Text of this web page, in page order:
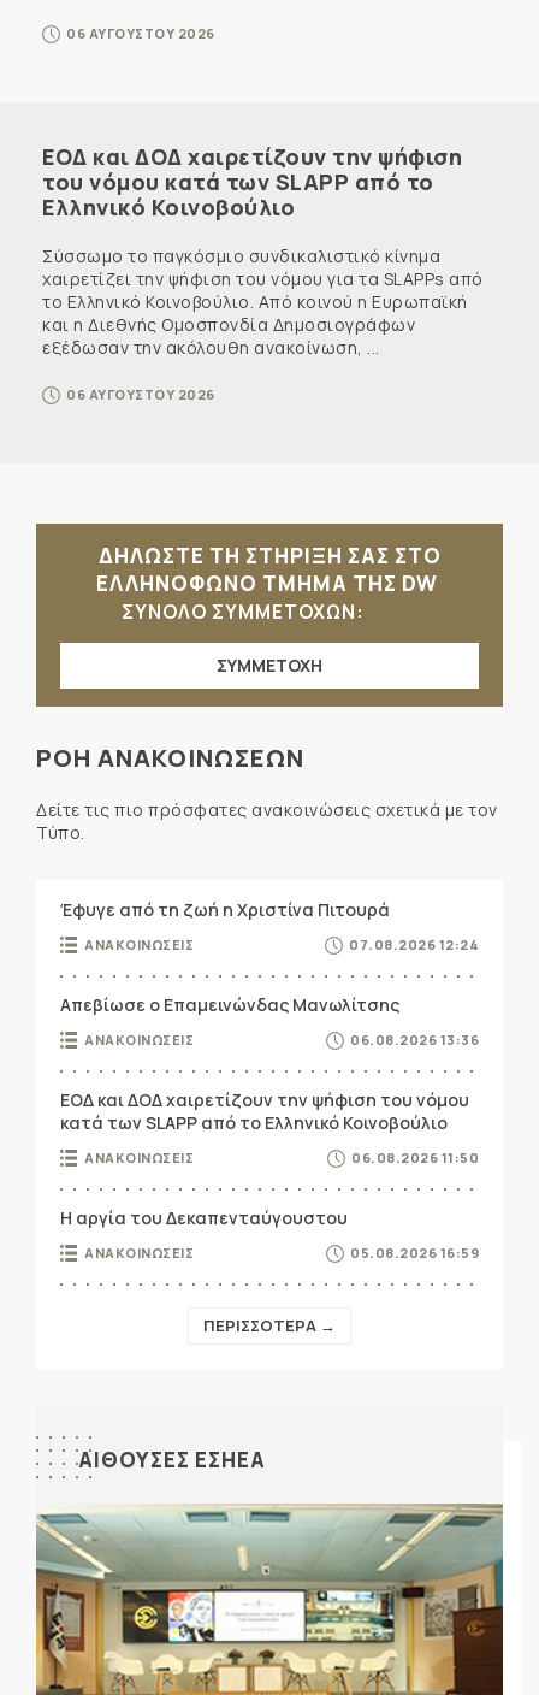
06 ΑΥΓΟΥΣΤΟΥ 2026
ΕΟΔ και ΔΟΔ χαιρετίζουν την ψήφιση
του νόμου κατά των SLAPP από το
Ελληνικό Κοινοβούλιο
Σύσσωμο το παγκόσμιο συνδικαλιστικό κίνημα
χαιρετίζει την ψήφιση του νόμου για τα SLAPPs από
το Ελληνικό Κοινοβούλιο. Από κοινού η Ευρωπαϊκή
και η Διεθνής Ομοσπονδία Δημοσιογράφων
εξέδωσαν την ακόλουθη ανακοίνωση, ...
06 ΑΥΓΟΥΣΤΟΥ 2026
ΔΗΛΩΣΤΕ ΤΗ ΣΤΗΡΙΞΗ ΣΑΣ ΣΤΟ
ΕΛΛΗΝΟΦΩΝΟ ΤΜΗΜΑ ΤΗΣ DW
ΣΥΝΟΛΟ ΣΥΜΜΕΤΟΧΩΝ:
ΣΥΜΜΕΤΟΧΗ
ΡΟΗ ΑΝΑΚΟΙΝΩΣΕΩΝ
Δείτε τις πιο πρόσφατες ανακοινώσεις σχετικά με τον
Τύπο.
Έφυγε από τη ζωή η Χριστίνα Πιτουρά
ΑΝΑΚΟΙΝΩΣΕΙΣ 07.08.2026 12:24
Απεβίωσε ο Επαμεινώνδας Μανωλίτσης
ΑΝΑΚΟΙΝΩΣΕΙΣ 06.08.2026 13:36
ΕΟΔ και ΔΟΔ χαιρετίζουν την ψήφιση του νόμου
κατά των SLAPP από το Ελληνικό Κοινοβούλιο
ΑΝΑΚΟΙΝΩΣΕΙΣ 06.08.2026 11:50
Η αργία του Δεκαπενταύγουστου
ΑΝΑΚΟΙΝΩΣΕΙΣ 05.08.2026 16:59
ΠΕΡΙΣΣΟΤΕΡΑ →
ΑΙΘΟΥΣΕΣ ΕΣΗΕΑ